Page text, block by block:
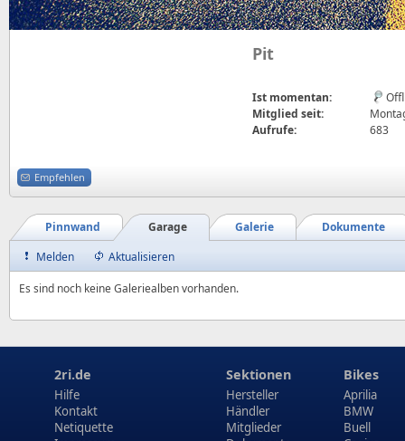
Pit
Ist momentan:
Mitglied seit:
Aufrufe:
683
Empfehlen
Dokumente
Galerie
Garage
Pinnwand
Melden
Aktualisieren
Es sind noch keine Galeriealben vorhanden.
2ri.de
Hilfe
Kontakt
Netiquette
Sektionen
Hersteller
Händler
Mitglieder
Bikes
Aprilia
BMW
Buell